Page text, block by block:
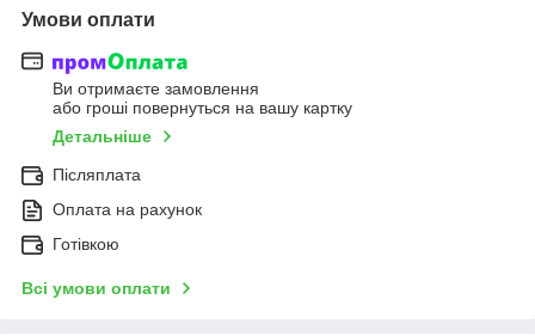
Умови оплати
Ви отримаєте замовлення
або гроші повернуться на вашу картку
Детальніше
Післяплата
Оплата на рахунок
Готівкою
Всі умови оплати